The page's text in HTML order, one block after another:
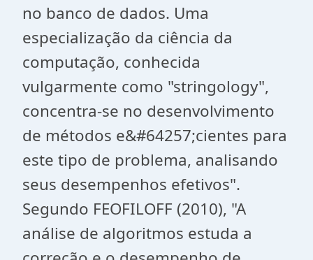
no banco de dados. Uma
especialização da ciência da
computação, conhecida
vulgarmente como "stringology",
concentra-se no desenvolvimento
de métodos e&#64257;cientes para
este tipo de problema, analisando
seus desempenhos efetivos".
Segundo FEOFILOFF (2010), "A
análise de algoritmos estuda a